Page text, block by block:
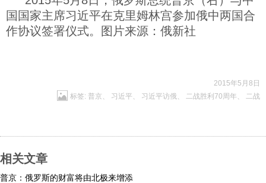
军事
社会
国国家主席习近平在克里姆林宫参加俄中两国合
作协议签署仪式。图片来源：俄新社
2015年5月8日
标签: 普京 、 习近平 、 习近平访俄、 二战胜利70周年 、 二战
相关文章
普京：俄罗斯的财富将由北极来增添